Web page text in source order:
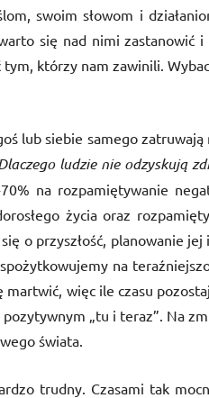
swoim słowom i
się nad nimi zastanowić
tym, którzy nam zawinili.
lub siebie samego
ludzie nie odzyskują
na rozpamiętywanie
życia oraz
o przyszłość, planowanie
na
martwić, więc ile czasu
„tu i teraz”. Na
świata.
trudny. Czasami tak